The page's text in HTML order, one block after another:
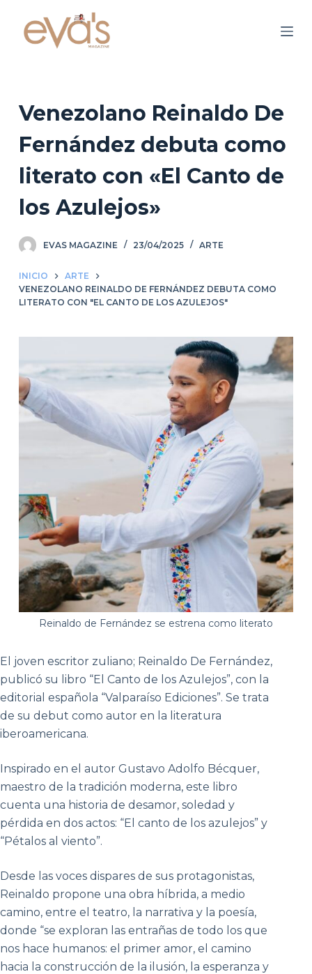
n
n
d
o
Venezolano Reinaldo De
Fernández debuta como
literato con «El Canto de
los Azulejos»
EVAS MAGAZINE 23/04/2025 ARTE
INICIO
ARTE
VENEZOLANO REINALDO DE FERNÁNDEZ DEBUTA COMO
LITERATO CON "EL CANTO DE LOS AZULEJOS"
Reinaldo de Fernández se estrena como literato
El joven escritor zuliano; Reinaldo De Fernández,
publicó su libro “El Canto de los Azulejos”, con la
editorial española “Valparaíso Ediciones”. Se trata
de su debut como autor en la literatura
iberoamericana.
Inspirado en el autor Gustavo Adolfo Bécquer,
maestro de la tradición moderna, este libro
cuenta una historia de desamor, soledad y
pérdida en dos actos: “El canto de los azulejos” y
“Pétalos al viento”.
Desde las voces dispares de sus protagonistas,
Reinaldo propone una obra híbrida, a medio
camino, entre el teatro, la narrativa y la poesía,
donde “se exploran las entrañas de todo los que
nos hace humanos: el primer amor, el camino
hacia la construcción de la ilusión, la esperanza y